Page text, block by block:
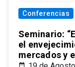
Conferencias
Seminario:
el
mercados y